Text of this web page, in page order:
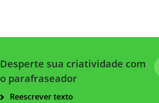
Desperte sua criatividade com
o parafraseador
Reescrever texto